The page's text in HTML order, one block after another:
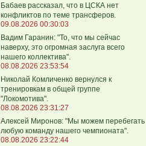
Бабаев рассказал, что в ЦСКА нет
конфликтов по теме трансферов.
09.08.2026 00:30:03
Вадим Гаранин: "То, что мы сейчас
наверху, это огромная заслуга всего
нашего коллектива".
08.08.2026 23:53:54
Николай Комличенко вернулся к
тренировкам в общей группе
"Локомотива".
08.08.2026 23:31:27
Алексей Миронов: "Мы можем перебегать
любую команду нашего чемпионата".
08.08.2026 23:22:44